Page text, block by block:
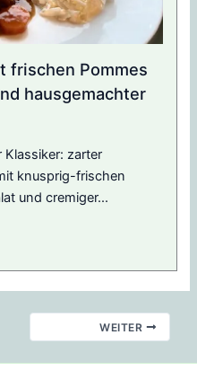
frischen Pommes
hausgemachter
Klassiker: zarter
knusprig-frischen
und cremiger...
WEITER